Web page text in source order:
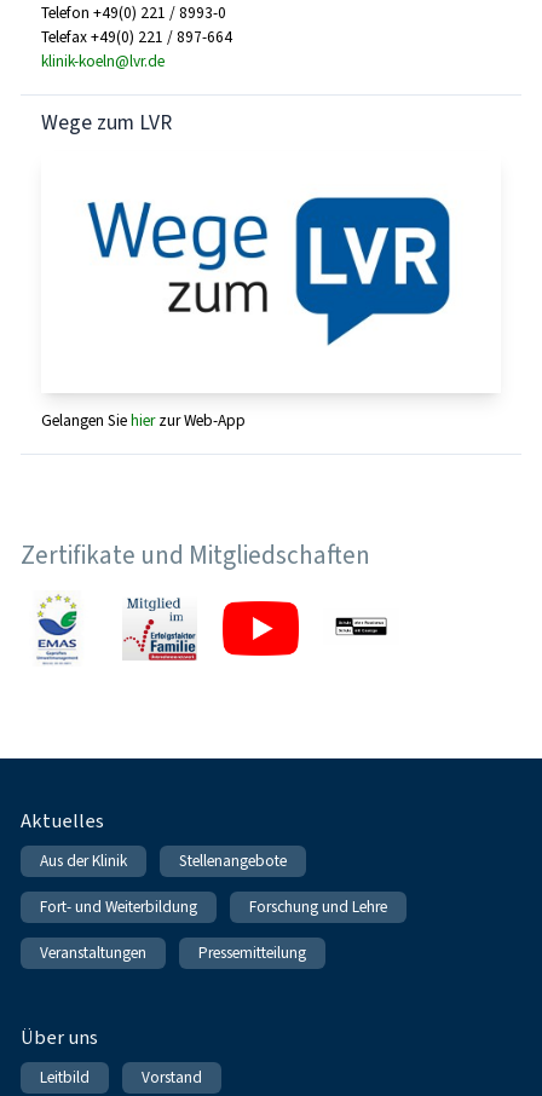
Telefon +49(0) 221 / 8993-0
Telefax +49(0) 221 / 897-664
klinik-koeln@lvr.de
Wege zum LVR
Gelangen Siehierzur Web-App
Zertifikate und Mitgliedschaften
Fußnavigation
Aktuelles
Aus der Klinik Stellenangebote
Fort- und Weiterbildung Forschung und Lehre
Veranstaltungen Pressemitteilung
Über uns
Leitbild Vorstand